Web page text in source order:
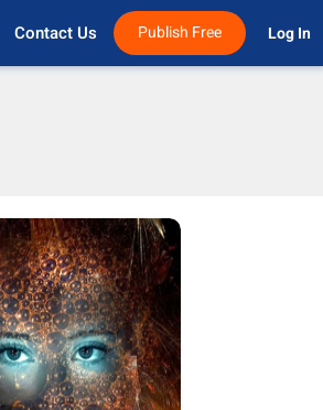
Contact Us Publish Free Log In